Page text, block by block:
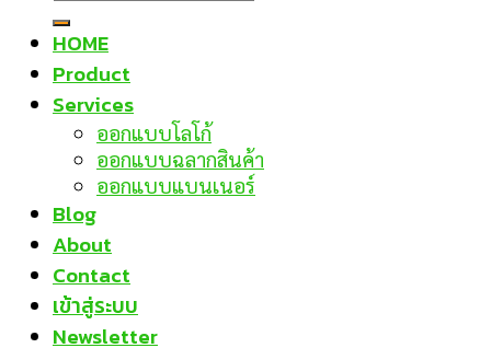
HOME
Product
Services
ออกแบบโลโก้
ออกแบบฉลากสินค้า
ออกแบบแบนเนอร์
Blog
About
Contact
เข้าสู่ระบบ
Newsletter